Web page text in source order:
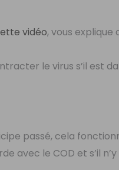
vidéo, vous
le virus s’il est
passé, cela
avec le COD et s’il